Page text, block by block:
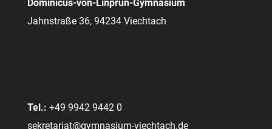
Dominicus-von-Linprun-Gymnasium
Jahnstraße 36, 94234 Viechtach
Tel.: +49 9942 9442 0
sekretariat@gymnasium-viechtach.de